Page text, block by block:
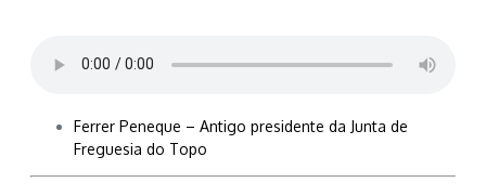
Ferrer Peneque – Antigo presidente da Junta de
Freguesia do Topo